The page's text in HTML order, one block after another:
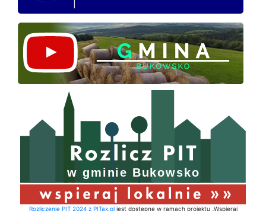
Rozliczenie PIT 2024 z PITax.pljest dostępne w ramach projektu „Wspieraj